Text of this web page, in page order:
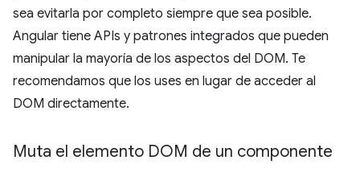
sea evitarla por completo siempre que sea posible.
Angular tiene APIs y patrones integrados que pueden
manipular la mayoría de los aspectos del DOM. Te
recomendamos que los uses en lugar de acceder al
DOM directamente.
Muta el elemento DOM de un componente